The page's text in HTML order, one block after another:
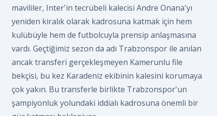
mavililer, Inter'in tecrübeli kalecisi Andre Onana'yı
yeniden kiralık olarak kadrosuna katmak için hem
kulübüyle hem de futbolcuyla prensip anlaşmasına
vardı. Geçtiğimiz sezon da adı Trabzonspor ile anılan
ancak transferi gerçekleşmeyen Kamerunlu file
bekçisi, bu kez Karadeniz ekibinin kalesini korumaya
çok yakın. Bu transferle birlikte Trabzonspor'un
şampiyonluk yolundaki iddialı kadrosuna önemli bir